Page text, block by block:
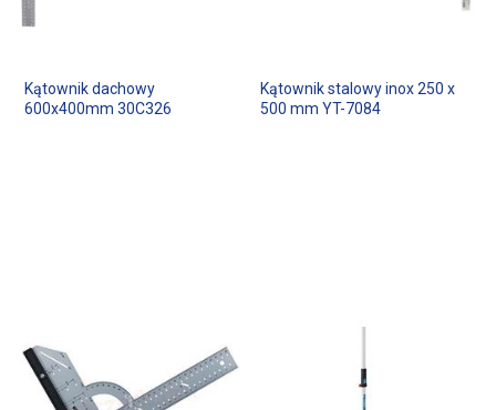
Kątownik dachowy
600x400mm 30C326
Kątownik stalowy inox 250 x
500 mm YT-7084